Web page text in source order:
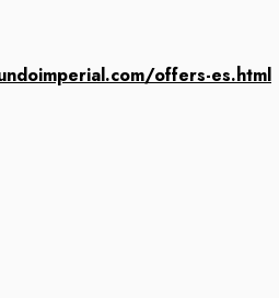
offers-es.html